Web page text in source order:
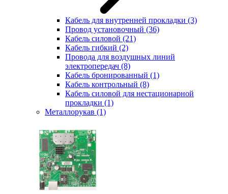
Кабель для внутренней прокладки (3)
Провод установочный (36)
Кабель силовой (21)
Кабель гибкий (2)
Провода для воздушных линий
электропередач (8)
Кабель бронированный (1)
Кабель контрольный (8)
Кабель силовой для нестационарной
прокладки (1)
Металлорукав (1)